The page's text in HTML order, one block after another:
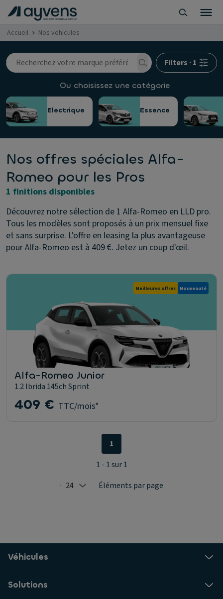
Accueil Nos vehicules
Filters ·1
Ou choisissez une catégorie
Electrique Essence
Nos offres spéciales Alfa-
Romeo pour les Pros
1 finitions disponibles
Découvrez notre sélection de 1 Alfa-Romeo en LLD pro.
Tous les modèles sont proposés à un prix mensuel fixe
et sans surprise. L'offre en leasing la plus avantageuse
pour Alfa-Romeo est à 409 €. Jetez un coup d'œil.
Meilleures offres Nouveauté
Alfa-Romeo Junior
1.2 Ibrida 145ch Sprint
409 € TTC/mois*
Selected: 24
24 Éléments par page
1
1 - 1 sur 1
Véhicules
Solutions